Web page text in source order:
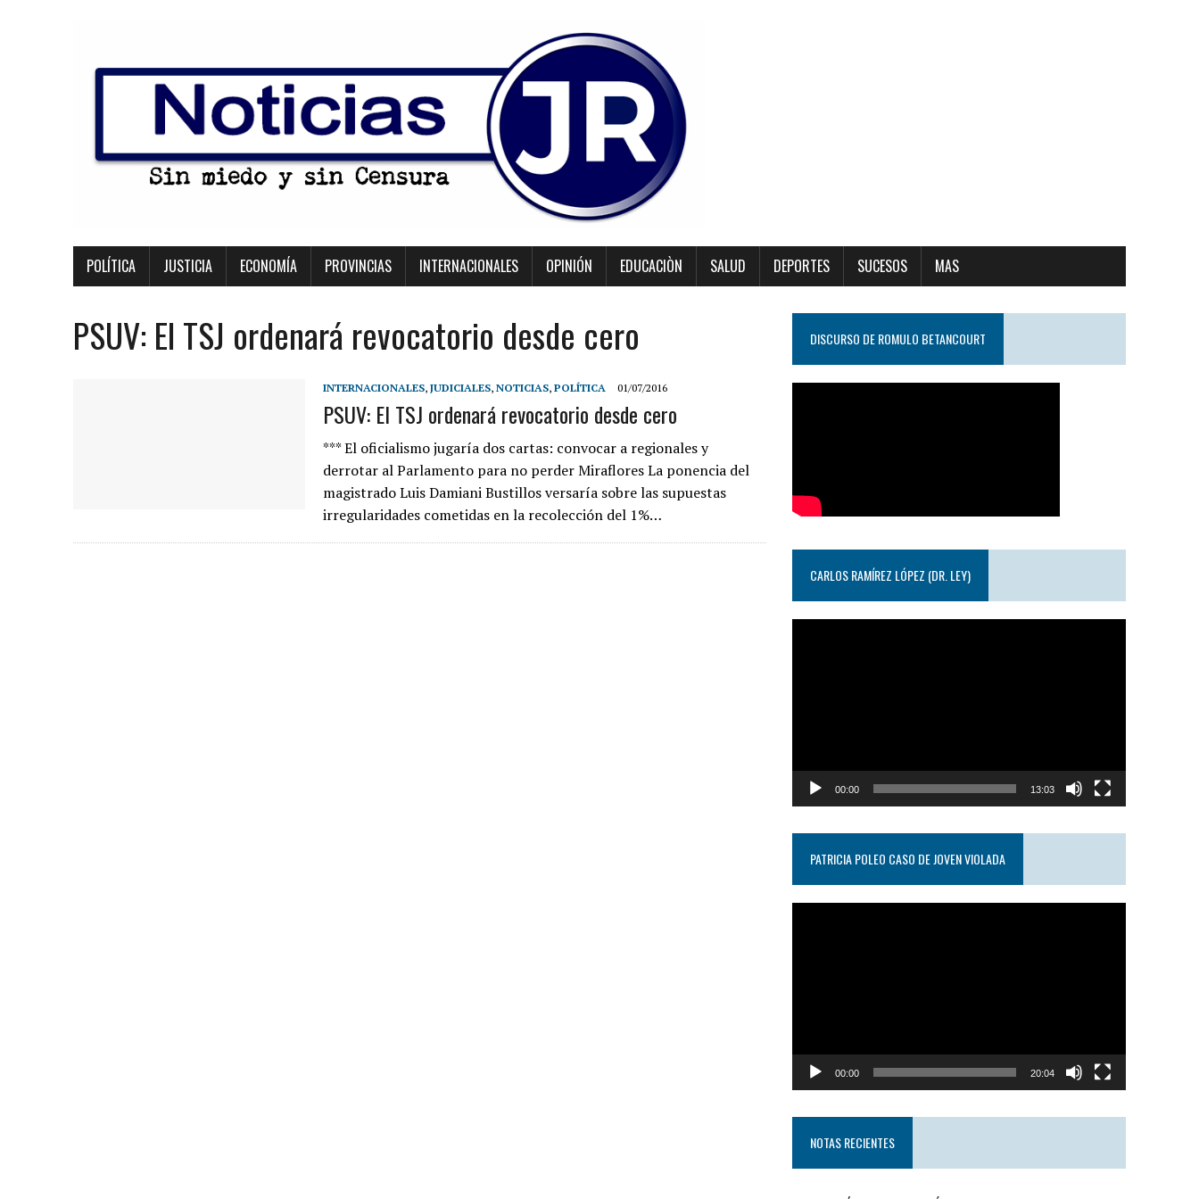
POLÍTICA JUSTICIA ECONOMÍA PROVINCIAS INTERNACIONALES OPINIÓN EDUCACIÒN SALUD DEPORTES SUCESOS MAS
PSUV: El TSJ ordenará revocatorio desde cero
INTERNACIONALES, JUDICIALES, NOTICIAS, POLÍTICA 01/07/2016
PSUV: El TSJ ordenará revocatorio desde cero
*** El oficialismo jugaría dos cartas: convocar a regionales y
derrotar al Parlamento para no perder Miraflores La ponencia del
magistrado Luis Damiani Bustillos versaría sobre las supuestas
irregularidades cometidas en la recolección del 1%…
DISCURSO DE ROMULO BETANCOURT
CARLOS RAMÍREZ LÓPEZ (DR. LEY)
00:00 13:03
PATRICIA POLEO CASO DE JOVEN VIOLADA
00:00 20:04
NOTAS RECIENTES